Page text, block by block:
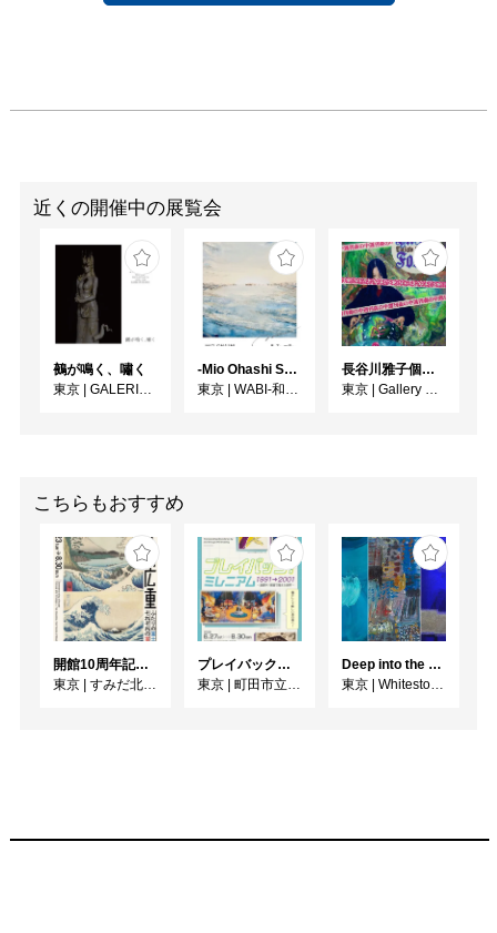
近くの開催中の展覧会
鵺が鳴く、嘯く
東京
GALERIE SOL
-Mio Ohashi Solo Exhibition - 大橋 澪 作品展 -
東京
WABI-和・美-
長谷川雅子個展「終わりなき森の美術館」
東京
Gallery MUMON
こちらもおすすめ
開館10周年記念 「北斎 広重 ふたりの富士、それぞれの富士」
東京
すみだ北斎美術館
プレイバック！ミレニアム1991→2001 版画が／版画で越えた境界
東京
町田市立国際版画美術館
Deep into the Blue―蒼の深層へ：木梨アイネ、名坂千吉郎、猪熊克芳
東京
Whitestone Gallery